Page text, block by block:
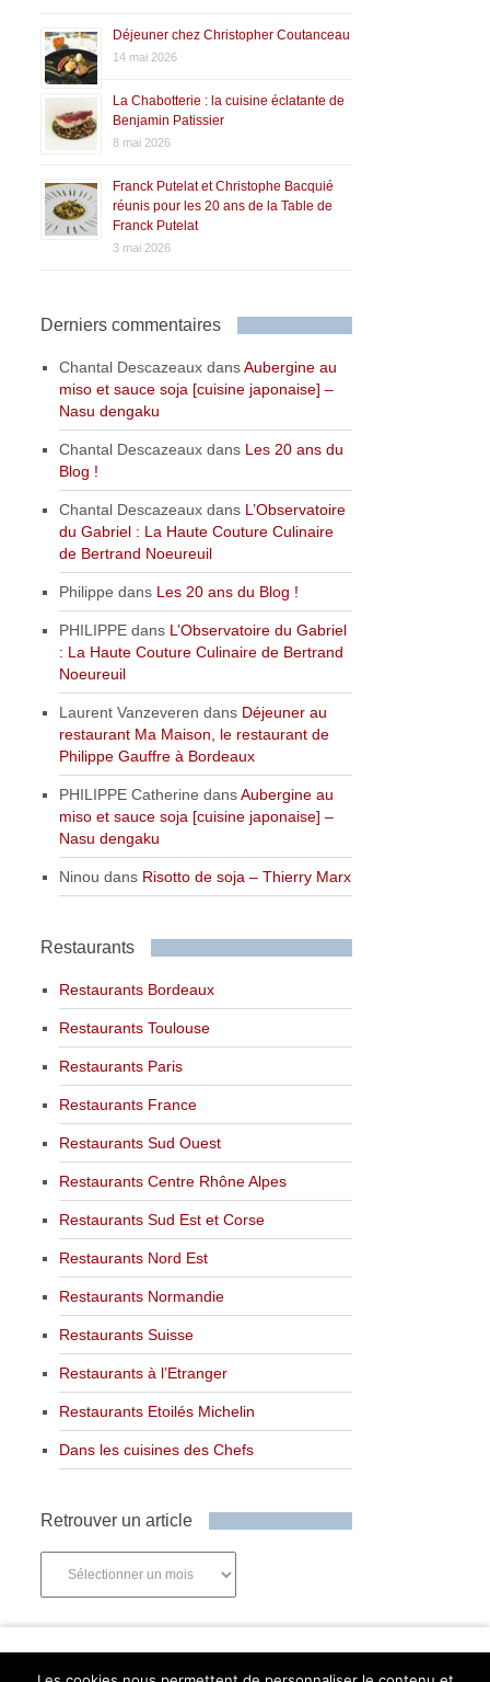
Déjeuner chez Christopher Coutanceau
14 mai 2026
La Chabotterie : la cuisine éclatante de
Benjamin Patissier
8 mai 2026
Franck Putelat et Christophe Bacquié
réunis pour les 20 ans de la Table de
Franck Putelat
3 mai 2026
Derniers commentaires
Chantal Descazeaux dansAubergine au
miso et sauce soja [cuisine japonaise] –
Nasu dengaku
Chantal Descazeaux dans Les 20 ans du
Blog !
Chantal Descazeaux dans L’Observatoire
du Gabriel : La Haute Couture Culinaire
de Bertrand Noeureuil
Philippe dans Les 20 ans du Blog !
PHILIPPE dans L’Observatoire du Gabriel
: La Haute Couture Culinaire de Bertrand
Noeureuil
Laurent Vanzeveren dans Déjeuner au
restaurant Ma Maison, le restaurant de
Philippe Gauffre à Bordeaux
PHILIPPE Catherine dansAubergine au
miso et sauce soja [cuisine japonaise] –
Nasu dengaku
Ninou dans Risotto de soja – Thierry Marx
Restaurants
Restaurants Bordeaux
Restaurants Toulouse
Restaurants Paris
Restaurants France
Restaurants Sud Ouest
Restaurants Centre Rhône Alpes
Restaurants Sud Est et Corse
Restaurants Nord Est
Restaurants Normandie
Restaurants Suisse
Restaurants à l’Etranger
Restaurants Etoilés Michelin
Dans les cuisines des Chefs
Retrouver un article